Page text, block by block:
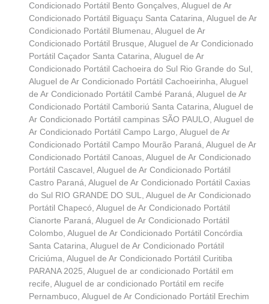
Condicionado Portátil Bento Gonçalves, Aluguel de Ar
Condicionado Portátil Biguaçu Santa Catarina, Aluguel de Ar
Condicionado Portátil Blumenau, Aluguel de Ar
Condicionado Portátil Brusque, Aluguel de Ar Condicionado
Portátil Caçador Santa Catarina, Aluguel de Ar
Condicionado Portátil Cachoeira do Sul Rio Grande do Sul,
Aluguel de Ar Condicionado Portátil Cachoeirinha, Aluguel
de Ar Condicionado Portátil Cambé Paraná, Aluguel de Ar
Condicionado Portátil Camboriú Santa Catarina, Aluguel de
Ar Condicionado Portátil campinas SÃO PAULO, Aluguel de
Ar Condicionado Portátil Campo Largo, Aluguel de Ar
Condicionado Portátil Campo Mourão Paraná, Aluguel de Ar
Condicionado Portátil Canoas, Aluguel de Ar Condicionado
Portátil Cascavel, Aluguel de Ar Condicionado Portátil
Castro Paraná, Aluguel de Ar Condicionado Portátil Caxias
do Sul RIO GRANDE DO SUL, Aluguel de Ar Condicionado
Portátil Chapecó, Aluguel de Ar Condicionado Portátil
Cianorte Paraná, Aluguel de Ar Condicionado Portátil
Colombo, Aluguel de Ar Condicionado Portátil Concórdia
Santa Catarina, Aluguel de Ar Condicionado Portátil
Criciúma, Aluguel de Ar Condicionado Portátil Curitiba
PARANA 2025, Aluguel de ar condicionado Portátil em
recife, Aluguel de ar condicionado Portátil em recife
Pernambuco, Aluguel de Ar Condicionado Portátil Erechim